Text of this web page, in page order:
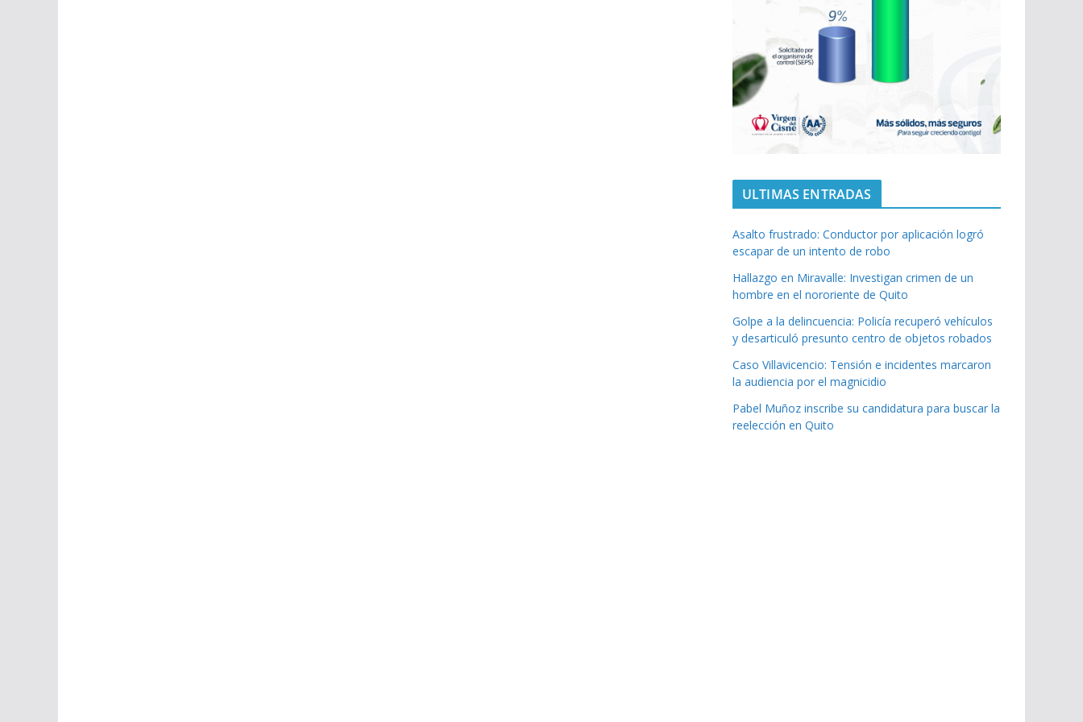
ULTIMAS ENTRADAS
Asalto frustrado: Conductor por aplicación logró
escapar de un intento de robo
Hallazgo en Miravalle: Investigan crimen de un
hombre en el nororiente de Quito
Golpe a la delincuencia: Policía recuperó vehículos
y desarticuló presunto centro de objetos robados
Caso Villavicencio: Tensión e incidentes marcaron
la audiencia por el magnicidio
Pabel Muñoz inscribe su candidatura para buscar la
reelección en Quito